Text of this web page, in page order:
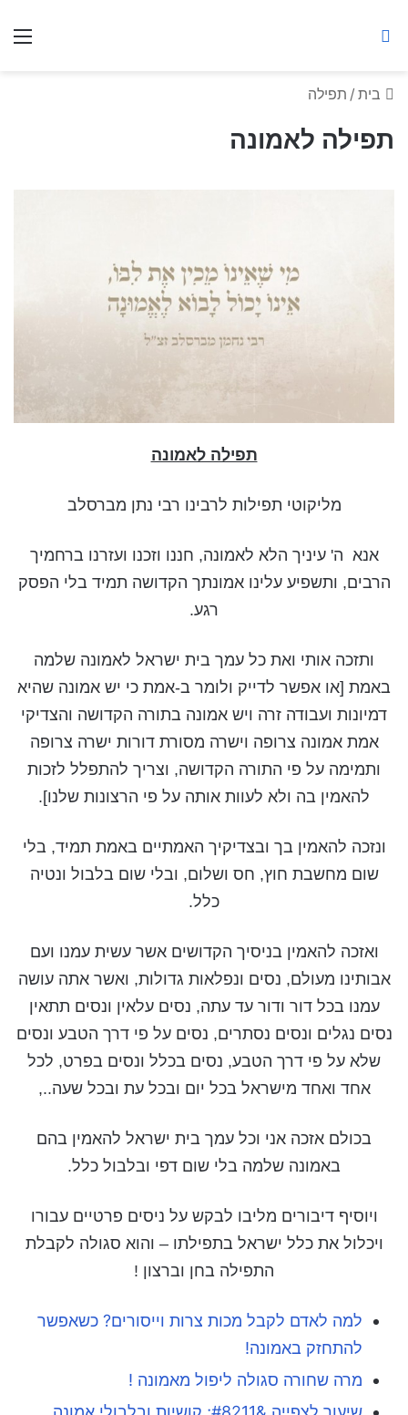
בית / תפילה
תפילה לאמונה
תפילה לאמונה
מליקוטי תפילות לרבינו רבי נתן מברסלב
אנא ה' עיניך הלא לאמונה, חננו וזכנו ועזרנו ברחמיך
הרבים, ותשפיע עלינו אמונתך הקדושה תמיד בלי הפסק
רגע.
ותזכה אותי ואת כל עמך בית ישראל לאמונה שלמה
באמת [או אפשר לדייק ולומר ב-אמת כי יש אמונה שהיא
דמיונות ועבודה זרה ויש אמונה בתורה הקדושה והצדיקי
אמת אמונה צרופה וישרה מסורת דורות ישרה צרופה
ותמימה על פי התורה הקדושה, וצריך להתפלל לזכות
להאמין בה ולא לעוות אותה על פי הרצונות שלנו].
ונזכה להאמין בך ובצדיקיך האמתיים באמת תמיד, בלי
שום מחשבת חוץ, חס ושלום, ובלי שום בלבול ונטיה
כלל.
ואזכה להאמין בניסיך הקדושים אשר עשית עמנו ועם
אבותינו מעולם, נסים ונפלאות גדולות, ואשר אתה עושה
עמנו בכל דור ודור עד עתה, נסים עלאין ונסים תתאין
נסים נגלים ונסים נסתרים, נסים על פי דרך הטבע ונסים
שלא על פי דרך הטבע, נסים בכלל ונסים בפרט, לכל
אחד ואחד מישראל בכל יום ובכל עת ובכל שעה..,
בכולם אזכה אני וכל עמך בית ישראל להאמין בהם
באמונה שלמה בלי שום דפי ובלבול כלל.
ויוסיף דיבורים מליבו לבקש על ניסים פרטיים עבורו
ויכלול את כלל ישראל בתפילתו – והוא סגולה לקבלת
התפילה בחן וברצון !
למה לאדם לקבל מכות צרות וייסורים? כשאפשר
להתחזק באמונה!
מרה שחורה סגולה ליפול מאמונה !